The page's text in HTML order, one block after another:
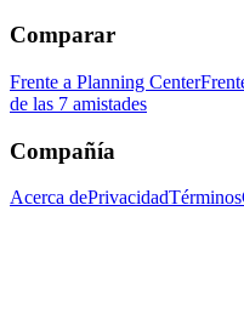
Comparar
Frente a Planning Center
de las 7 amistades
Compañía
Acerca dePrivacidadTérminos